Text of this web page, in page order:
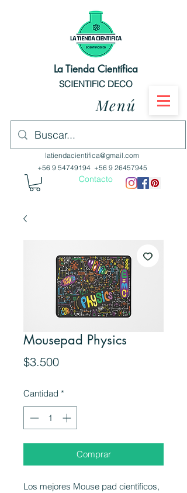
La Tienda Científica
SCIENTIFIC DECO
Menú
latiendacientifica@gmail.com
+56 9 54749194 +56 9 26457945
Contacto
Mousepad Physics
$3.500Precio
Cantidad *
Comprar
Los mejores Mouse pad científicos,